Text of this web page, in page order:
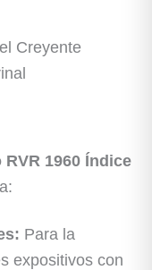
Creyente
1960 Índice
Para la
expositivos con